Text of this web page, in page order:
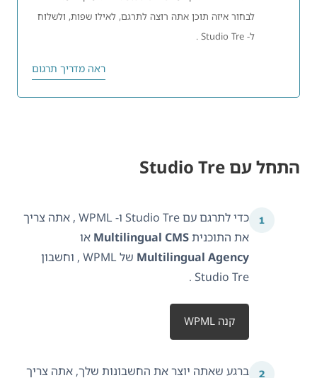
לבחור איזה תוכן אתה רוצה לתרגם, לאילו שפות, ולשלוח
ל- Studio Tre .
ראה מדריך תרגום
התחל עם Studio Tre
כדי לתרגם עם Studio Tre ו- WPML , אתה צריך
את התוכניתMultilingual CMS או
Multilingual Agency
של WPML , וחשבון
Studio Tre .
קנה WPML
ברגע שאתה יוצר את החשבונות שלך, אתה צריך